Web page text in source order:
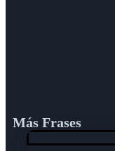
Más Frases